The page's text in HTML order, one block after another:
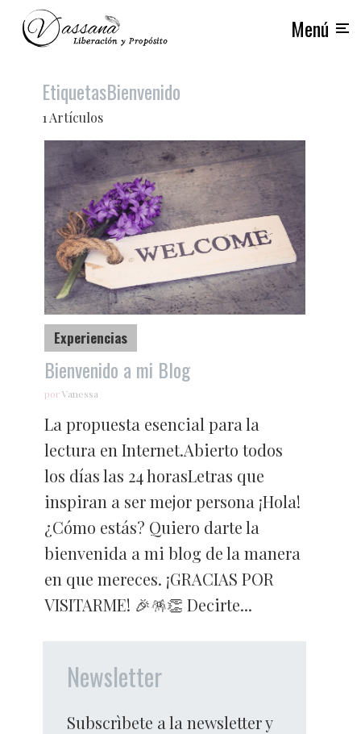
Menú
EtiquetasBienvenido
1 Artículos
Experiencias
Bienvenido a mi Blog
porVanessa
La propuesta esencial para la
lectura en Internet.Abierto todos
los días las 24 horasLetras que
inspiran a ser mejor persona ¡Hola!
¿Cómo estás? Quiero darte la
bienvenida a mi blog de la manera
en que mereces. ¡GRACIAS POR
VISITARME! 🎉🪅👏 Decirte...
Newsletter
Subscrìbete a la newsletter y